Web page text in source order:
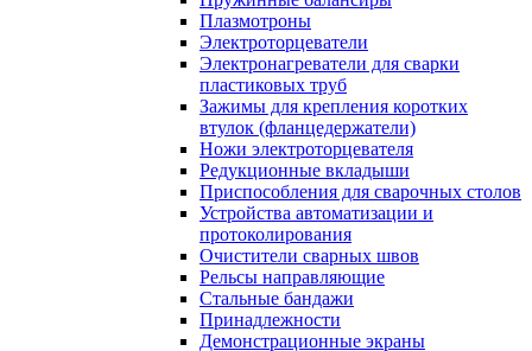
Плазмотроны
Электроторцеватели
Электронагреватели для сварки
пластиковых труб
Зажимы для крепления коротких
втулок (фланцедержатели)
Ножи электроторцевателя
Редукционные вкладыши
Приспособления для сварочных столов
Устройства автоматизации и
протоколирования
Очистители сварных швов
Рельсы направляющие
Стальные бандажи
Принадлежности
Демонстрационные экраны